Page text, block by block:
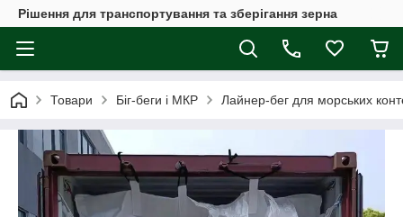
Рішення для транспортування та зберігання зерна
Товари Біг-беги і МКР Лайнер-бег для морських